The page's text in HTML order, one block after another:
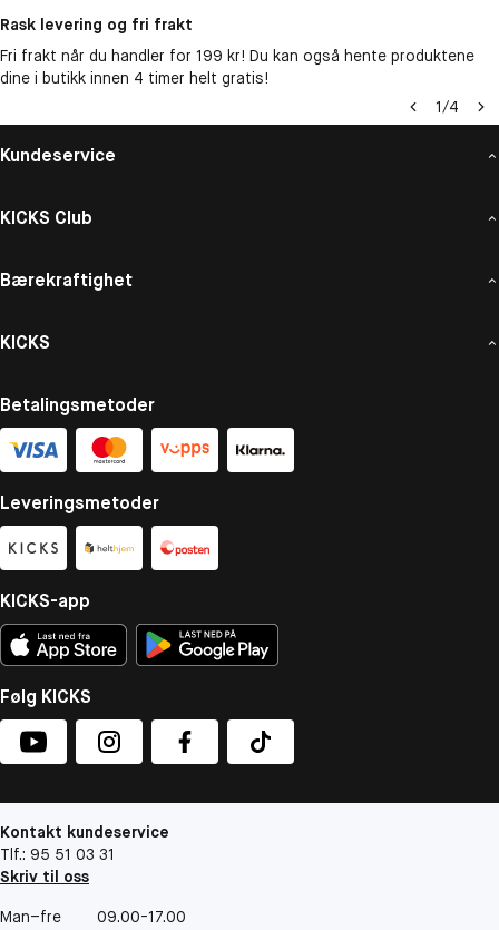
Rask levering og fri frakt
Fri frakt når du handler for 199 kr! Du kan også hente produktene
dine i butikk innen 4 timer helt gratis!
1/4
Kundeservice
KICKS Club
Bærekraftighet
KICKS
Betalingsmetoder
Leveringsmetoder
KICKS-app
Følg KICKS
Kontakt kundeservice
Tlf.: 95 51 03 31
Skriv til oss
Man–fre
09.00-17.00